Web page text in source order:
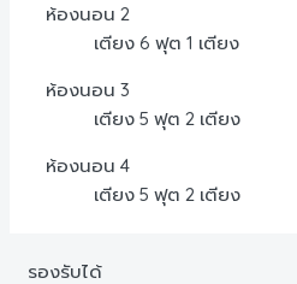
ห้องนอน 2
เตียง 6 ฟุต 1 เตียง
ห้องนอน 3
เตียง 5 ฟุต 2 เตียง
ห้องนอน 4
เตียง 5 ฟุต 2 เตียง
รองรับได้